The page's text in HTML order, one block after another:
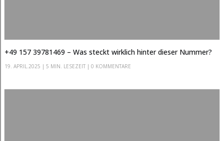
+49 157 39781469 – Was steckt wirklich hinter dieser Nummer?
19. APRIL.2025 | 5 MIN. LESEZEIT| 0 KOMMENTARE